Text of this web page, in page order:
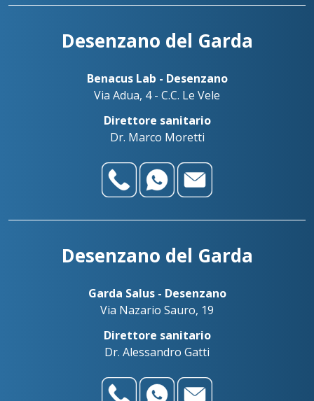
Desenzano del Garda
Benacus Lab - Desenzano
Via Adua, 4 - C.C. Le Vele
Direttore sanitario
Dr. Marco Moretti
Desenzano del Garda
Garda Salus - Desenzano
Via Nazario Sauro, 19
Direttore sanitario
Dr. Alessandro Gatti